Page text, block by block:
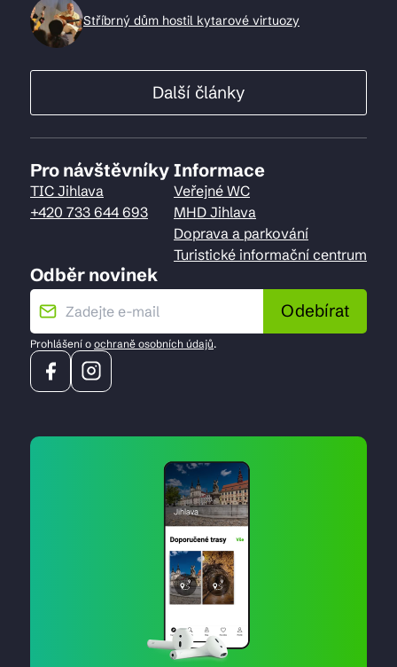
Stříbrný dům hostil kytarové virtuozy
Další články
Pro návštěvníky
TIC Jihlava
+420 733 644 693
Informace
Veřejné WC
MHD Jihlava
Doprava a parkování
Turistické informační centrum
Odběr novinek
Odebírat
Prohlášení o ochraně osobních údajů.